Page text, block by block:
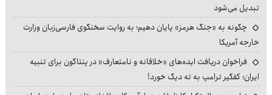
تبدیل می‌شود
چگونه به «جنگ هرمز» پایان دهیم؛ به روایت سخنگوی فارسی‌زبان وزارت
خارجه آمریکا
فراخوان دریافت ایده‌های «خلاقانه و نامتعارف» در پنتاگون برای تنبیه
ایران؛ کفگیر ترامپ به ته دیگ خورد!